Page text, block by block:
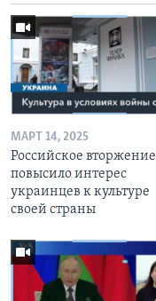
МАРТ 14, 2025
Российское вторжение
повысило интерес
украинцев к культуре
своей страны